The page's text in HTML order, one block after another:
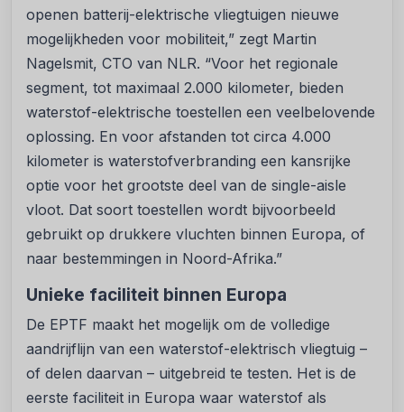
openen batterij-elektrische vliegtuigen nieuwe
mogelijkheden voor mobiliteit,” zegt Martin
Nagelsmit, CTO van NLR. “Voor het regionale
segment, tot maximaal 2.000 kilometer, bieden
waterstof-elektrische toestellen een veelbelovende
oplossing. En voor afstanden tot circa 4.000
kilometer is waterstofverbranding een kansrijke
optie voor het grootste deel van de single-aisle
vloot. Dat soort toestellen wordt bijvoorbeeld
gebruikt op drukkere vluchten binnen Europa, of
naar bestemmingen in Noord-Afrika.”
Unieke faciliteit binnen Europa
De EPTF maakt het mogelijk om de volledige
aandrijflijn van een waterstof-elektrisch vliegtuig –
of delen daarvan – uitgebreid te testen. Het is de
eerste faciliteit in Europa waar waterstof als